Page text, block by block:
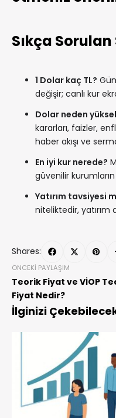
Sıkça
1 Dolar kaç TL?
değişir; canlı kur
Dolar neden
kararları, faizler,
haber akışı ve
En iyi kur nerede?
güvenilir kurumların
Yatırım tavsiyesi
niteliktedir, yatırım
Shares:
ÖNCEKI PAYLAŞIM
Teorik Fiyat ve VİOP
Fiyat Nedir?
İlginizi